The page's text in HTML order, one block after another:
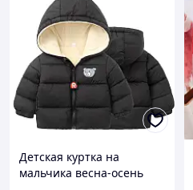
Детская куртка на
мальчика весна-осень